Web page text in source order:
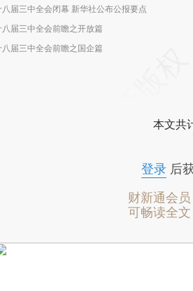
八届三中全会闭幕 新华社公布公报要点
八届三中全会前瞻之开放篇
八届三中全会前瞻之国企篇
本文共
登录后
财新通会员
可畅读全文